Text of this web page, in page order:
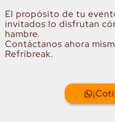
El propósito de tu
invitados lo disfrutan
hambre.
Contáctanos ahora
Refribreak.